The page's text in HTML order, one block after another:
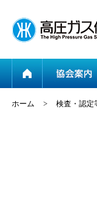
ホーム > 検査・認定